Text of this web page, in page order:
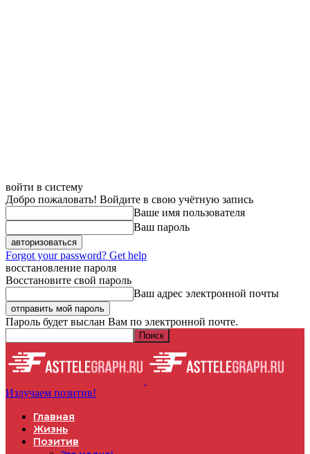
войти в систему
Добро пожаловать! Войдите в свою учётную запись
Ваше имя пользователя
Ваш пароль
Forgot your password? Get help
восстановление пароля
Восстановите свой пароль
Ваш адрес электронной почты
Пароль будет выслан Вам по электронной почте.
Излучаем позитив!
Главная
Жизнь
Позитив